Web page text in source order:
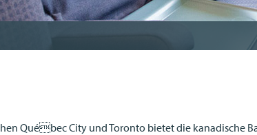
Québec City und Toronto bietet die kanadische